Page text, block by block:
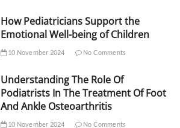
How Pediatricians Support the
Emotional Well-being of Children
10 November 2024 No Comments
Understanding The Role Of
Podiatrists In The Treatment Of Foot
And Ankle Osteoarthritis
10 November 2024 No Comments